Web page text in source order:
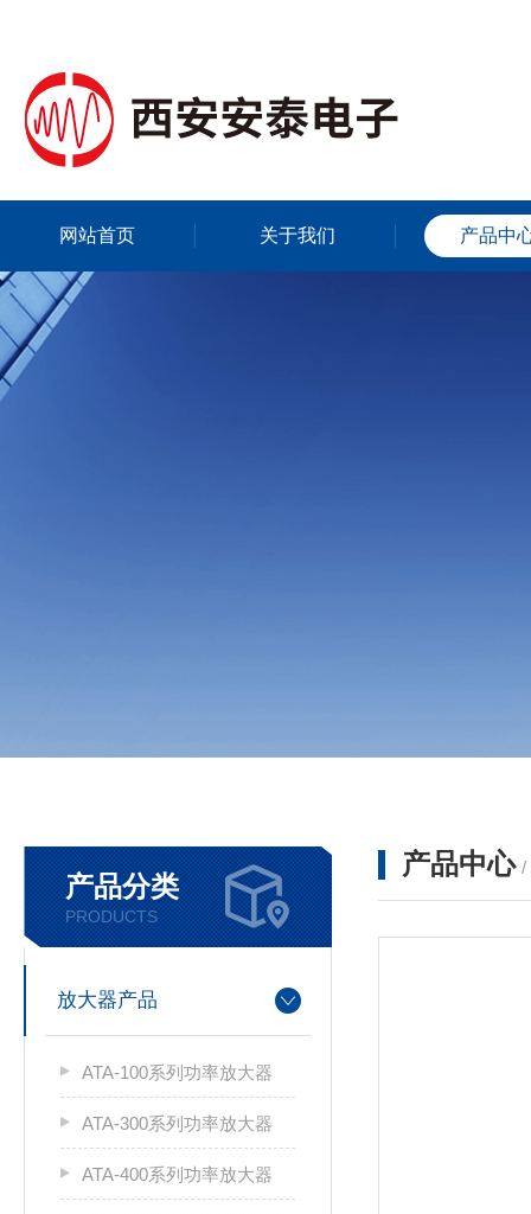
网站首页 关于我们 产品中
产品分类
PRODUCTS
放大器产品
ATA-100系列功率放大器
ATA-300系列功率放大器
ATA-400系列功率放大器
产品中心 /